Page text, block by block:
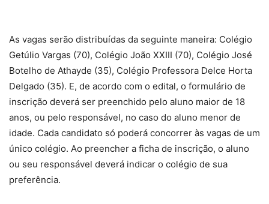
As vagas serão distribuídas da seguinte maneira: Colégio
Getúlio Vargas (70), Colégio João XXIII (70), Colégio José
Botelho de Athayde (35), Colégio Professora Delce Horta
Delgado (35). E, de acordo com o edital, o formulário de
inscrição deverá ser preenchido pelo aluno maior de 18
anos, ou pelo responsável, no caso do aluno menor de
idade. Cada candidato só poderá concorrer às vagas de um
único colégio. Ao preencher a ficha de inscrição, o aluno
ou seu responsável deverá indicar o colégio de sua
preferência.